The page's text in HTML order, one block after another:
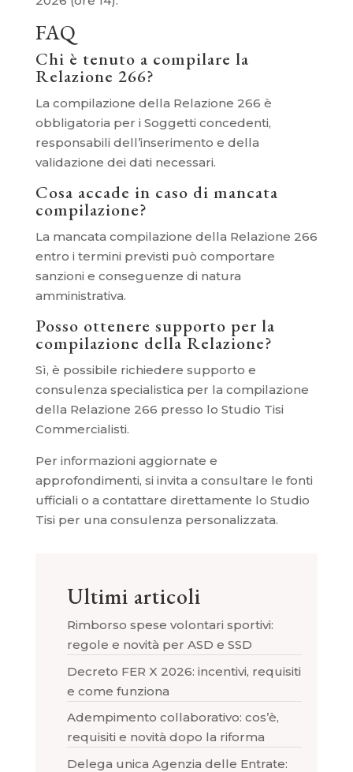
FAQ
Chi è tenuto a compilare la
Relazione 266?
La compilazione della Relazione 266 è
obbligatoria per i Soggetti concedenti,
responsabili dell’inserimento e della
validazione dei dati necessari.
Cosa accade in caso di mancata
compilazione?
La mancata compilazione della Relazione 266
entro i termini previsti può comportare
sanzioni e conseguenze di natura
amministrativa.
Posso ottenere supporto per la
compilazione della Relazione?
Sì, è possibile richiedere supporto e
consulenza specialistica per la compilazione
della Relazione 266 presso lo Studio Tisi
Commercialisti.
Per informazioni aggiornate e
approfondimenti, si invita a consultare le fonti
ufficiali o a contattare direttamente lo Studio
Tisi per una consulenza personalizzata.
Ultimi articoli
Rimborso spese volontari sportivi:
regole e novità per ASD e SSD
Decreto FER X 2026: incentivi, requisiti
e come funziona
Adempimento collaborativo: cos’è,
requisiti e novità dopo la riforma
Delega unica Agenzia delle Entrate: